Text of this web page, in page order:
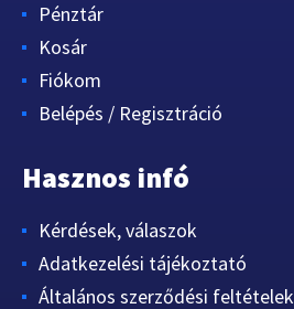
Pénztár
Kosár
Fiókom
Belépés / Regisztráció
Hasznos infó
Kérdések, válaszok
Adatkezelési tájékoztató
Általános szerződési feltételek